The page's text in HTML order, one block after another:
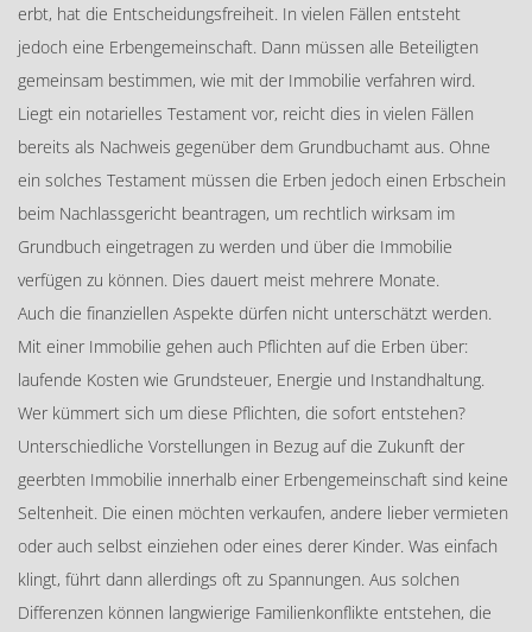
erbt, hat die Entscheidungsfreiheit. In vielen Fällen entsteht
jedoch eine Erbengemeinschaft. Dann müssen alle Beteiligten
gemeinsam bestimmen, wie mit der Immobilie verfahren wird.
Liegt ein notarielles Testament vor, reicht dies in vielen Fällen
bereits als Nachweis gegenüber dem Grundbuchamt aus. Ohne
ein solches Testament müssen die Erben jedoch einen Erbschein
beim Nachlassgericht beantragen, um rechtlich wirksam im
Grundbuch eingetragen zu werden und über die Immobilie
verfügen zu können. Dies dauert meist mehrere Monate.
Auch die finanziellen Aspekte dürfen nicht unterschätzt werden.
Mit einer Immobilie gehen auch Pflichten auf die Erben über:
laufende Kosten wie Grundsteuer, Energie und Instandhaltung.
Wer kümmert sich um diese Pflichten, die sofort entstehen?
Unterschiedliche Vorstellungen in Bezug auf die Zukunft der
geerbten Immobilie innerhalb einer Erbengemeinschaft sind keine
Seltenheit. Die einen möchten verkaufen, andere lieber vermieten
oder auch selbst einziehen oder eines derer Kinder. Was einfach
klingt, führt dann allerdings oft zu Spannungen. Aus solchen
Differenzen können langwierige Familienkonflikte entstehen, die